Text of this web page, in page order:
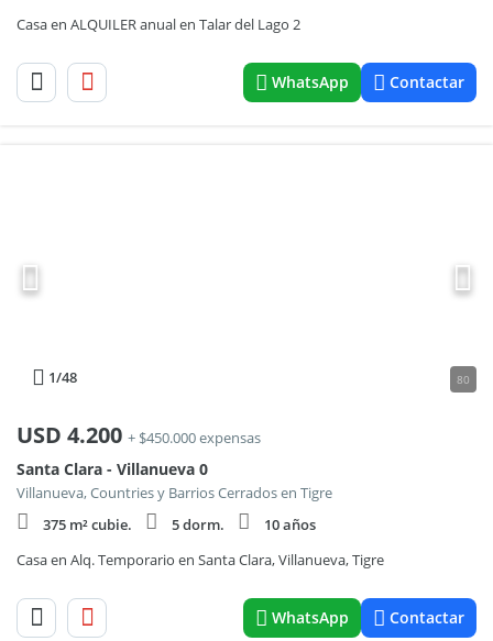
Casa en ALQUILER anual en Talar del Lago 2
WhatsApp Contactar
1/48 80
USD 4.200 + $450.000 expensas
Santa Clara - Villanueva 0
Villanueva, Countries y Barrios Cerrados en Tigre
375 m² cubie.
5 dorm.
10 años
Casa en Alq. Temporario en Santa Clara, Villanueva, Tigre
WhatsApp Contactar